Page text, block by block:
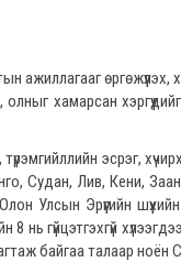
ажиллагааг
олныг хамарсан
эсрэг,
Судан, Лив, Кени,
Улсын Эрүүгийн
нь гүйцэтгэхгүй
байгаа талаар ноён